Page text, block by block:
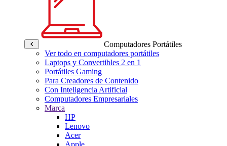
Computadores Portátiles
Ver todo en computadores portátiles
Laptops y Convertibles 2 en 1
Portátiles Gaming
Para Creadores de Contenido
Con Inteligencia Artificial
Computadores Empresariales
Marca
HP
Lenovo
Acer
Apple